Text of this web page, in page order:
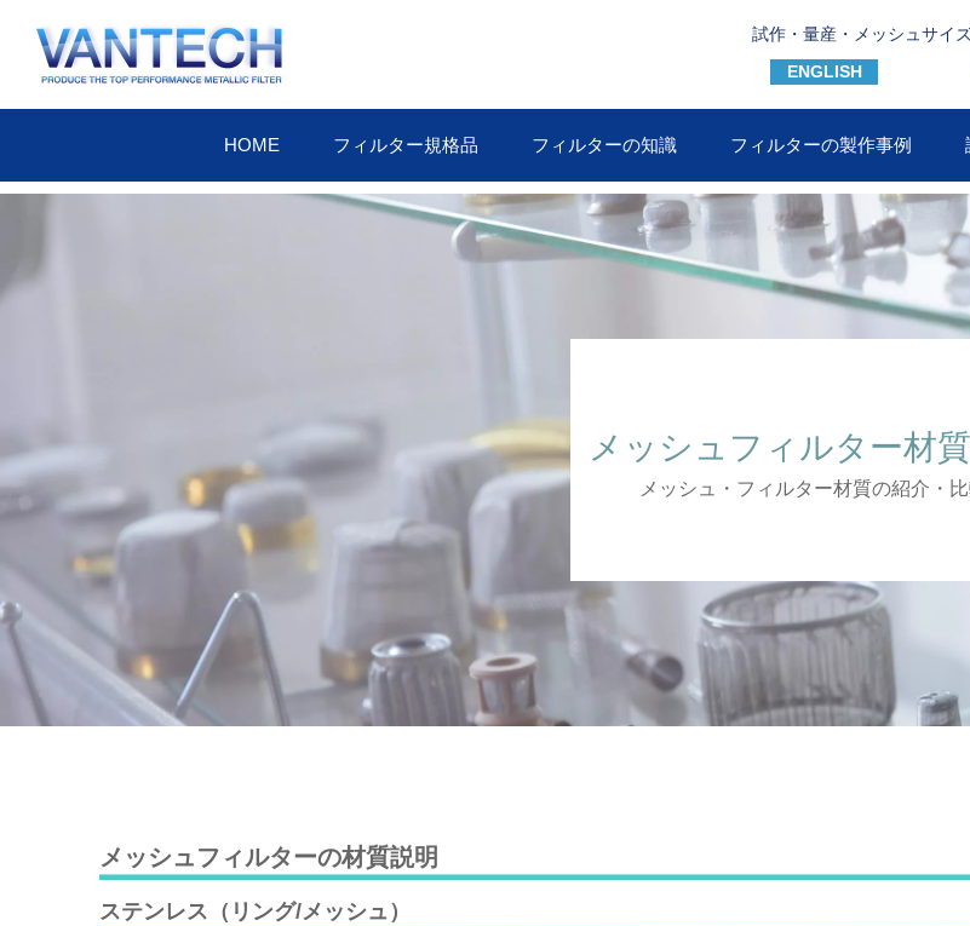
試作・量産・メッシュサイ
ENGLISH
HOME フィルター規格品 フィルターの知識 フィルターの製作事例
メッシュフィルター材
メッシュ・フィルター材質の紹介・
メッシュフィルターの材質説明
ステンレス（リング/メッシュ）